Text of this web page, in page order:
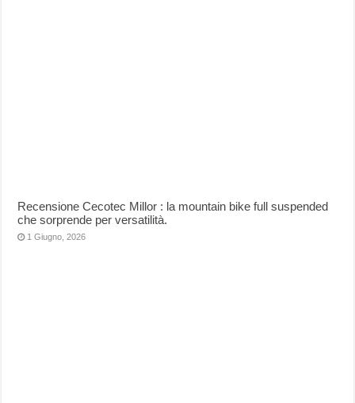
Recensione Cecotec Millor : la mountain bike full suspended
che sorprende per versatilità.
1 Giugno, 2026